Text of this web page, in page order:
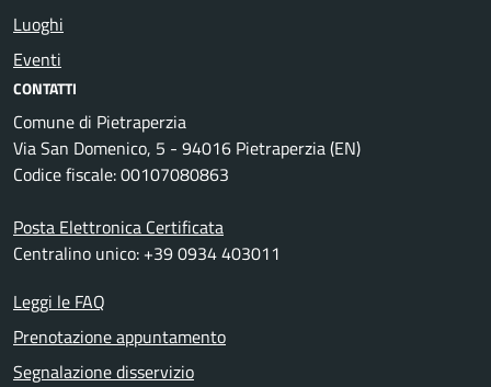
Luoghi
Eventi
CONTATTI
Comune di Pietraperzia
Via San Domenico, 5 - 94016 Pietraperzia (EN)
Codice fiscale: 00107080863
Posta Elettronica Certificata
Centralino unico: +39 0934 403011
Leggi le FAQ
Prenotazione appuntamento
Segnalazione disservizio